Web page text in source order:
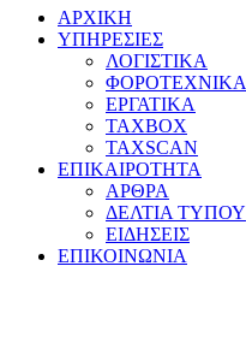
ΑΡΧΙΚΗ
ΥΠΗΡΕΣΙΕΣ
ΛΟΓΙΣΤΙΚΑ
ΦΟΡΟΤΕΧΝΙΚΑ
ΕΡΓΑΤΙΚΑ
TAXBOX
TAXSCAN
ΕΠΙΚΑΙΡΟΤΗΤΑ
ΑΡΘΡΑ
ΔΕΛΤΙΑ ΤΥΠΟΥ
ΕΙΔΗΣΕΙΣ
ΕΠΙΚΟΙΝΩΝΙΑ